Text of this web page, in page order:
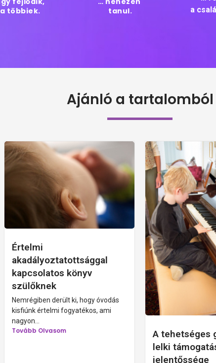
többiek.
tanul.
a
Ajánló a tartalomból
Értelmi
akadályoztatottsággal
kapcsolatos könyv
szülőknek
Nemrégiben derült ki, hogy óvodás
kisfiúnk értelmi fogyatékos, ami
nagyon...
Tovább Olvasom
A tehetséges
lelki
jelentőssége